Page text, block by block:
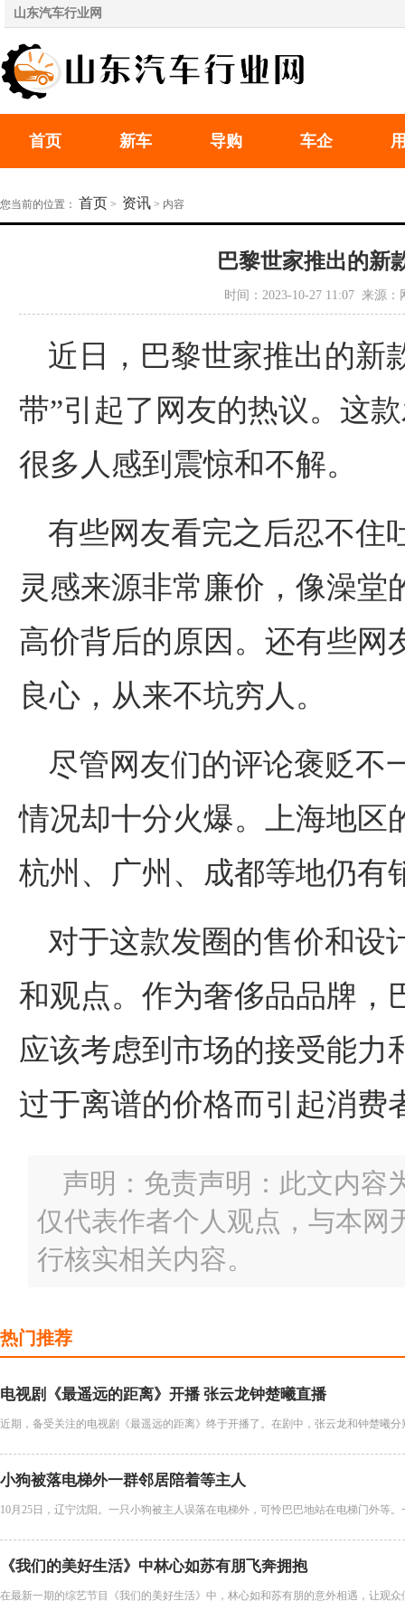
山东汽车行业网
首页 新车 导购 车企
您当前的位置： 首页 > 资讯 > 内容
巴黎世家推出的新
时间：2023-10-27 11:07 来源
近日，巴黎世家推出的新
带”引起了网友的热议。这
很多人感到震惊和不解。
有些网友看完之后忍不住
灵感来源非常廉价，像澡堂
高价背后的原因。还有些网
良心，从来不坑穷人。
尽管网友们的评论褒贬不
情况却十分火爆。上海地区
杭州、广州、成都等地仍有
对于这款发圈的售价和设
和观点。作为奢侈品品牌，
应该考虑到市场的接受能力
过于离谱的价格而引起消费
声明：免责声明：此文内容
仅代表作者个人观点，与本网
行核实相关内容。
热门推荐
电视剧《最遥远的距离》开播 张云龙钟楚曦直播
近期，备受关注的电视剧《最遥远的距离》终于开播了。在剧中，张云龙和钟楚曦
小狗被落电梯外一群邻居陪着等主人
10月25日，辽宁沈阳。一只小狗被主人误落在电梯外，可怜巴巴地站在电梯门外等
《我们的美好生活》中林心如苏有朋飞奔拥抱
在最新一期的综艺节目《我们的美好生活》中，林心如和苏有朋的意外相遇，让观